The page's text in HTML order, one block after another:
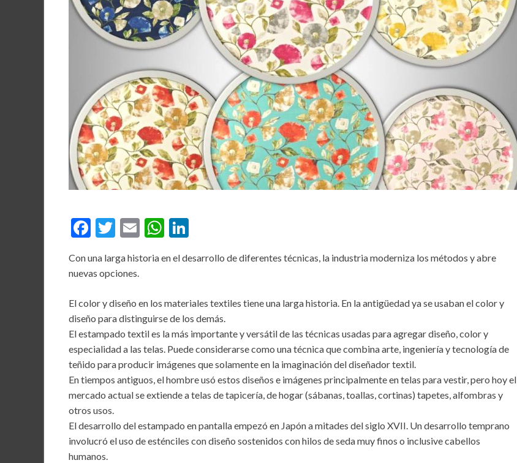
F
e
o
o
k
T
itt
E
ai
W
at
A
p
p
ke
n
Con una larga historia en el desarrollo de diferentes técnicas, la industria moderniza los métodos y abre
nuevas opciones.
El color y diseño en los materiales textiles tiene una larga historia. En la antigüedad ya se usaban el color y
diseño para distinguirse de los demás.
El estampado textil es la más importante y versátil de las técnicas usadas para agregar diseño, color y
especialidad a las telas. Puede considerarse como una técnica que combina arte, ingeniería y tecnología de
teñido para producir imágenes que solamente en la imaginación del diseñador textil.
En tiempos antiguos, el hombre usó estos diseños e imágenes principalmente en telas para vestir, pero hoy el
mercado actual se extiende a telas de tapicería, de hogar (sábanas, toallas, cortinas) tapetes, alfombras y
otros usos.
El desarrollo del estampado en pantalla empezó en Japón a mitades del siglo XVII. Un desarrollo temprano
involucró el uso de esténciles con diseño sostenidos con hilos de seda muy finos o inclusive cabellos
humanos.